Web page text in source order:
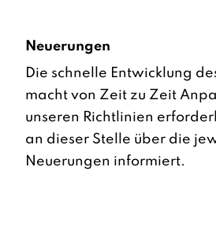
Neuerungen
Die schnelle Entwicklung
macht von Zeit zu Zeit
unseren Richtlinien
an dieser Stelle über die
Neuerungen informiert.